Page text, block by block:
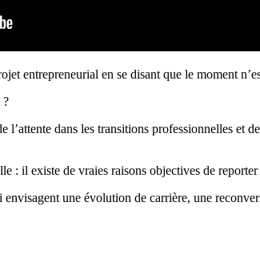
entrepreneurial en se disant que le moment
?
l’attente dans les transitions professionnelles
: il existe de vraies raisons objectives de
une évolution de carrière, une